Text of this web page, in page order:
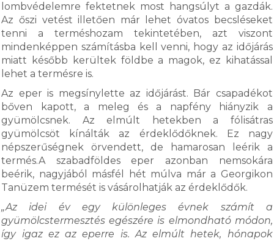
lombvédelemre fektetnek most hangsúlyt a gazdák.
Az őszi vetést illetően már lehet óvatos becsléseket
tenni a terméshozam tekintetében, azt viszont
mindenképpen számításba kell venni, hogy az időjárás
miatt később kerültek földbe a magok, ez kihatással
lehet a termésre is.
Az eper is megsínylette az időjárást. Bár csapadékot
bőven kapott, a meleg és a napfény hiányzik a
gyümölcsnek. Az elmúlt hetekben a fólisátras
gyümölcsöt kínálták az érdeklődőknek. Ez nagy
népszerűségnek örvendett, de hamarosan leérik a
termés.A szabadföldes eper azonban nemsokára
beérik, nagyjából másfél hét múlva már a Georgikon
Tanüzem termését is vásárolhatják az érdeklődők.
„Az idei év egy különleges évnek számít a
gyümölcstermesztés egészére is elmondható módon,
így igaz ez az eperre is. Az elmúlt hetek, hónapok